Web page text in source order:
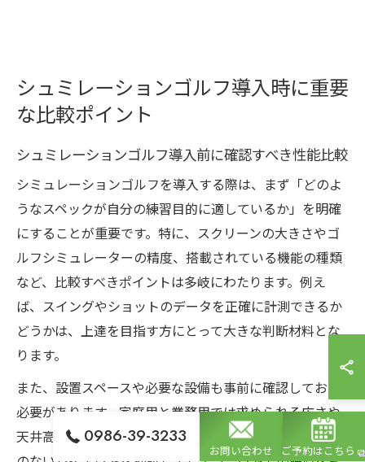
シュミレーションゴルフ導入時に重要
な比較ポイント
シュミレーションゴルフ導入前に確認すべき性能比較
シミュレーションゴルフを導入する際は、まず「どのよ
うなスペックが自分の練習目的に適しているか」を明確
にすることが重要です。特に、スクリーンの大きさやゴ
ルフシミュレーターの精度、搭載されている機能の種類
など、比較すべきポイントは多岐にわたります。例え
ば、スイングやショットのデータを正確に計測できるか
どうかは、上達を目指す方にとって大きな判断材料とな
ります。
また、設置スペースや必要な設備も事前に確認しておく
必要があります。家庭用と業務用では求められる広さや
天井高が異なるため、導入前にしっかりと計測し、無理
0986-39-3233
お問い合わせ ご予約はこちら